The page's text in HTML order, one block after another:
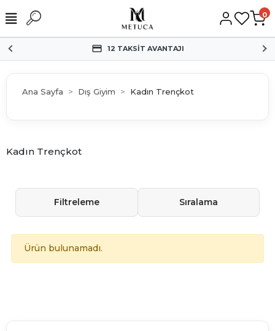
0
12 TAKSİT AVANTAJI
Ana Sayfa Dış Giyim Kadın Trençkot
Kadın Trençkot
Filtreleme Sıralama
Ürün bulunamadı.